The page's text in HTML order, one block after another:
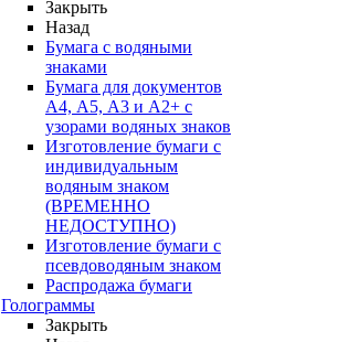
Закрыть
Назад
Бумага с водяными
знаками
Бумага для документов
А4, А5, А3 и А2+ с
узорами водяных знаков
Изготовление бумаги с
индивидуальным
водяным знаком
(ВРЕМЕННО
НЕДОСТУПНО)
Изготовление бумаги с
псевдоводяным знаком
Распродажа бумаги
Голограммы
Закрыть